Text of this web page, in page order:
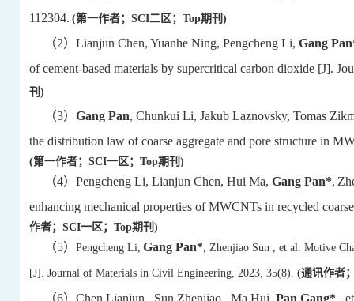
112304. (第一作者；SCI二区；Top期刊)
（2） Lianjun Chen, Yuanhe Ning, Pengcheng Li, Gang
of cement-based materials by supercritical carbon dioxide [J].
刊)
（3） Gang Pan, Chunkui Li, Jakub Laznovsky, Tomas
the distribution law of coarse aggregate and pore structure in
(第一作者；SCI一区；Top期刊)
（4） Pengcheng Li, Lianjun Chen, Hui Ma, Gang Pan*,
enhancing mechanical properties of MWCNTs in recycled
作者；SCI一区；Top期刊)
（5） Pengcheng Li, Gang Pan* , ZhenjiaoSun , et al. Motive
[J]. Journal of Materials in Civil Engineering, 2023, 35(8). (通讯作者
（6） Chen Lianjun , Sun Zhenjiao , Ma Hui, Pan Gang*